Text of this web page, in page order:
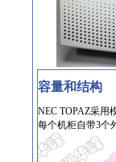
容量和结构
NEC TOPAZ采用
每个机柜自带3个